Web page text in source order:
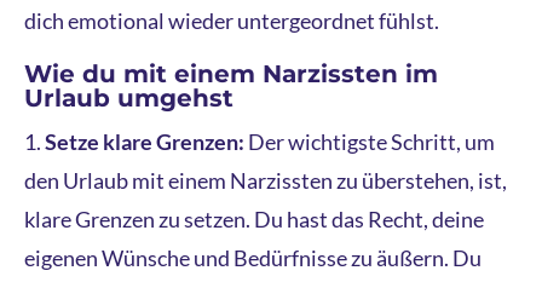
dich emotional wieder untergeordnet fühlst.
Wie du mit einem Narzissten im
Urlaub umgehst
Setze klare Grenzen: Der wichtigste Schritt, um
den Urlaub mit einem Narzissten zu überstehen, ist,
klare Grenzen zu setzen. Du hast das Recht, deine
eigenen Wünsche und Bedürfnisse zu äußern. Du